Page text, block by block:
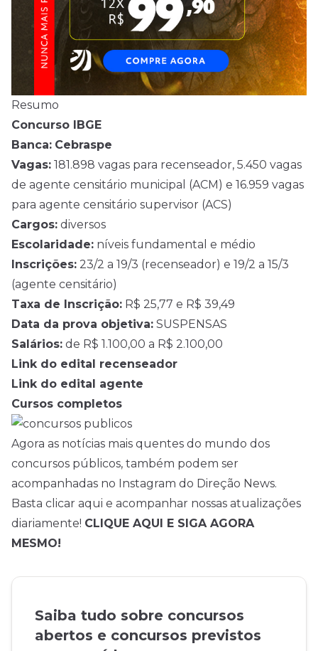
Resumo
Concurso IBGE
Banca: Cebraspe
Vagas: 181.898 vagas para recenseador, 5.450 vagas
de agente censitário municipal (ACM) e 16.959 vagas
para agente censitário supervisor (ACS)
Cargos: diversos
Escolaridade: níveis fundamental e médio
Inscrições: 23/2 a 19/3 (recenseador) e 19/2 a 15/3
(agente censitário)
Taxa de Inscrição: R$ 25,77 e R$ 39,49
Data da prova objetiva: SUSPENSAS
Salários: de R$ 1.100,00 a R$ 2.100,00
Link do edital recenseador
Link do edital agente
Cursos completos
Agora as notícias mais quentes do mundo dos
concursos públicos, também podem ser
acompanhadas no Instagram do Direção News.
Basta clicar aqui e acompanhar nossas atualizações
diariamente! CLIQUE AQUI E SIGA AGORA
MESMO!
Saiba tudo sobre concursos
abertos e concursos previstos